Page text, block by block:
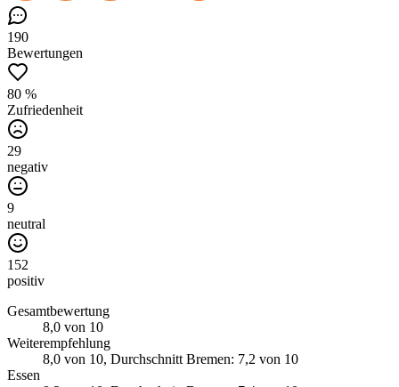
190
Bewertungen
80 %
Zufriedenheit
29
negativ
9
neutral
152
positiv
Gesamtbewertung
8,0 von 10
Weiterempfehlung
8,0 von 10, Durchschnitt Bremen: 7,2 von 10
Essen